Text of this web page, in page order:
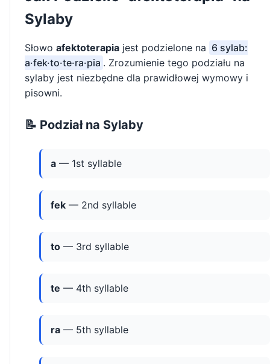
Sylaby
Słowo afektoterapia jest podzielone na 6 sylab:
a·fek·to·te·ra·pia . Zrozumienie tego podziału na
sylaby jest niezbędne dla prawidłowej wymowy i
pisowni.
📝 Podział na Sylaby
a — 1st syllable
fek — 2nd syllable
to — 3rd syllable
te — 4th syllable
ra — 5th syllable